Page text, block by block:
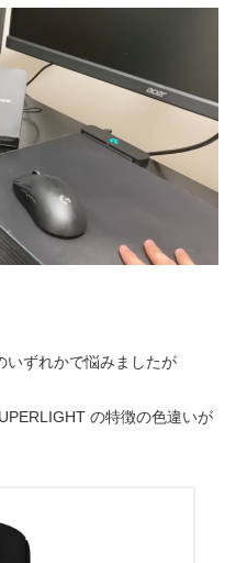
いずれかで悩みましたが
の特徴の色違いが